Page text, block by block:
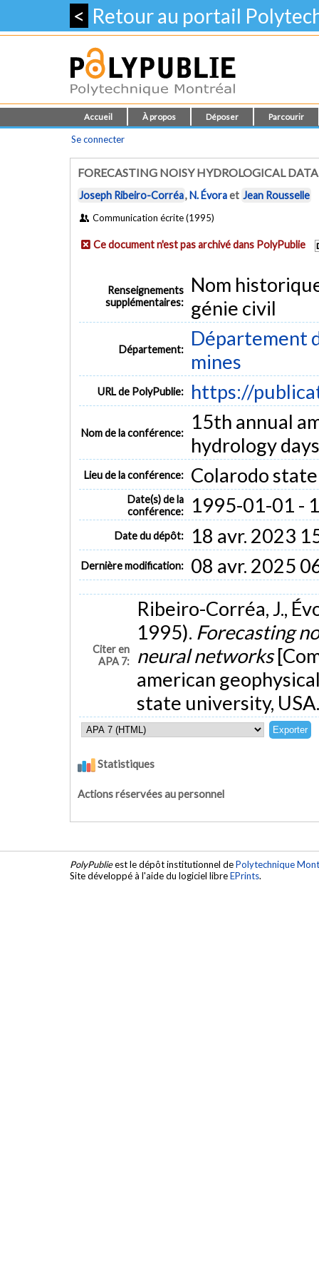
< Retour au portail
Accueil À propos Déposer Parcourir
Se connecter
FORECASTING NOISY HYDROLOGICAL
Joseph Ribeiro-Corréa,N. Évoraet Jean Rousselle
Communication écrite (1995)
Ce document n'est pas archivé dans PolyPublie
Renseignements
supplémentaires:
Nom
génie civil
Département:
Département
mines
URL de PolyPublie: https://
Nom de la conférence:
15th annual
hydrology days
Lieu de la conférence: Colarodo
Date(s) de la
conférence:
1995-01-01 -
Date du dépôt: 18 avr. 2023
Dernière modification: 08 avr. 2025
Citer en
APA 7:
Ribeiro-Corréa, J.,
1995). Forecasting
neural networks
american
state university, USA.
Statistiques
Actions réservées au personnel
PolyPublieest le dépôt institutionnel dePolytechnique
Site développé à l'aide du logiciel libreEPrints.